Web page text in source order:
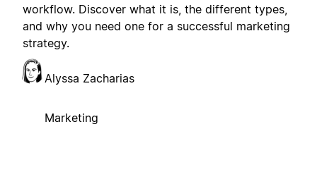
workflow. Discover what it is, the different types,
and why you need one for a successful marketing
strategy.
Alyssa Zacharias
Marketing